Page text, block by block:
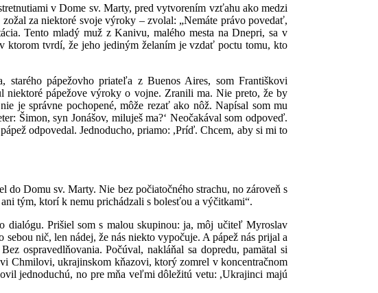
v Dome sv. Marty, pred vytvorením vzťahu ako medzi
za niektoré svoje výroky – zvolal: „Nemáte právo povedať,
Tento mladý muž z Kanivu, malého mesta na Dnepri, sa v
ktorom tvrdí, že jeho jediným želaním je vzdať poctu tomu, kto
starého pápežovho priateľa z Buenos Aires, som Františkovi
pápežove výroky o vojne. Zranili ma. Nie preto, že by
je správne pochopené, môže rezať ako nôž. Napísal som mu
Šimon, syn Jonášov, miluješ ma?‘ Neočakával som odpoveď.
odpovedal. Jednoducho, priamo: ,Príď. Chcem, aby si mi to
Domu sv. Marty. Nie bez počiatočného strachu, no zároveň s
tým, ktorí k nemu prichádzali s bolesťou a výčitkami“.
dialógu. Prišiel som s malou skupinou: ja, môj učiteľ Myroslav
nič, len nádej, že nás niekto vypočuje. A pápež nás prijal a
ospravedlňovania. Počúval, nakláňal sa dopredu, pamätal si
Chmilovi, ukrajinskom kňazovi, ktorý zomrel v koncentračnom
jednoduchú, no pre mňa veľmi dôležitú vetu: ,Ukrajinci majú